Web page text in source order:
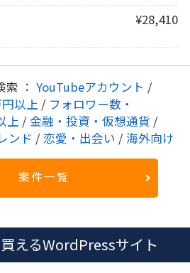
¥28,410
： YouTubeアカウント /
以上 / フォロワー数・
上 / 金融・投資・仮想通貨 /
ンド / 恋愛・出会い / 海外向け
案件一覧
えるWordPressサイト